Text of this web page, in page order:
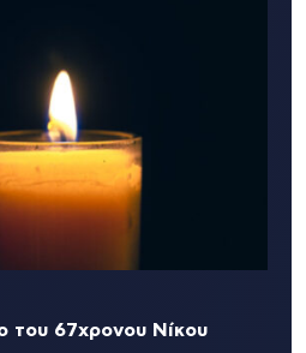
του 67χρονου Νίκου